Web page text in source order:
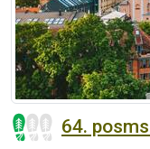
64.